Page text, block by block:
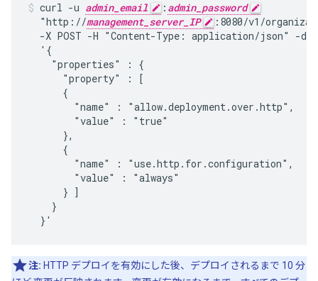
curl -u admin_email : admin_password
  "http://
management_server_IP
:8080/v1/
  -X POST -H "Content-Type: application/json" -d
  '{
    "properties" : {
      "property" : [
      {
        "name" : "allow.deployment.over.http",
        "value" : "true"
      },
      {
        "name" : "use.http.for.configuration",
        "value" : "always"
      } ]
    }
  }'
注: HTTP デプロイを有効にした後、デプロイされるまで 10 分